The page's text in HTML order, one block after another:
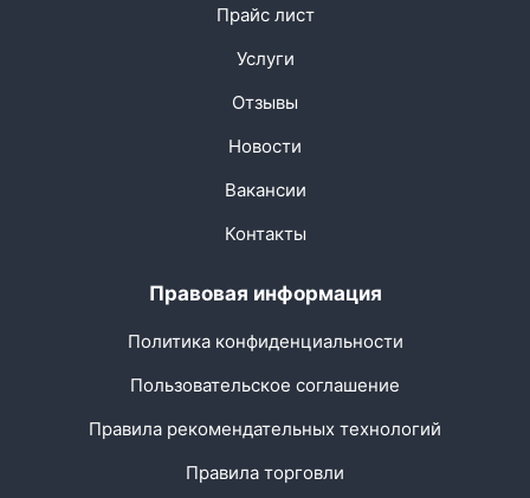
Прайс лист
Услуги
Отзывы
Новости
Вакансии
Контакты
Правовая информация
Политика конфиденциальности
Пользовательское соглашение
Правила рекомендательных технологий
Правила торговли